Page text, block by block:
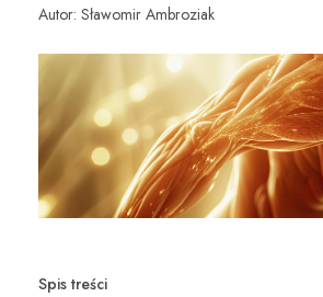
Autor: Sławomir Ambroziak
Spis treści